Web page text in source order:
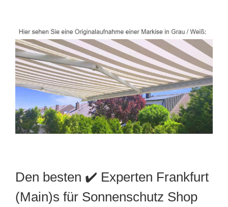
Den besten ✔️ Experten Frankfurt
(Main)s für Sonnenschutz Shop